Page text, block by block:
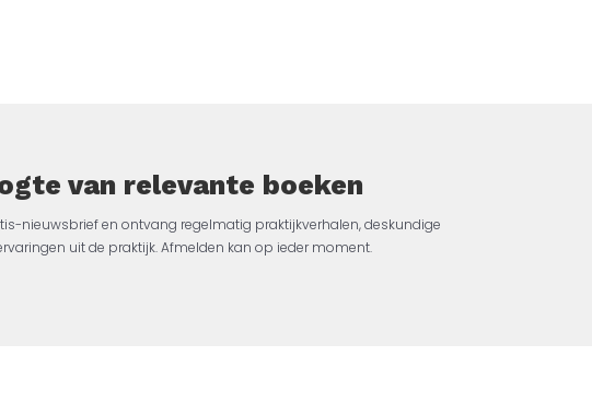
van relevante boeken
nieuwsbrief en ontvang regelmatig praktijkverhalen, deskundige
uit de praktijk. Afmelden kan op ieder moment.